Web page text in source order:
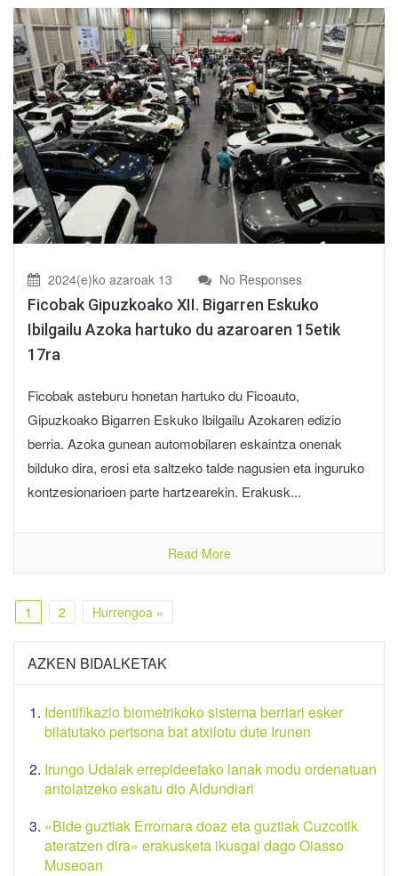
2024(e)ko azaroak 13 No Responses
Ficobak Gipuzkoako XII. Bigarren Eskuko
Ibilgailu Azoka hartuko du azaroaren 15etik
17ra
Ficobak asteburu honetan hartuko du Ficoauto,
Gipuzkoako Bigarren Eskuko Ibilgailu Azokaren edizio
berria. Azoka gunean automobilaren eskaintza onenak
bilduko dira, erosi eta saltzeko talde nagusien eta inguruko
kontzesionarioen parte hartzearekin. Erakusk...
Read More
1 2 Hurrengoa »
AZKEN BIDALKETAK
Identifikazio biometrikoko sistema berriari esker
bilatutako pertsona bat atxilotu dute Irunen
Irungo Udalak errepideetako lanak modu ordenatuan
antolatzeko eskatu dio Aldundiari
«Bide guztiak Erromara doaz eta guztiak Cuzcotik
ateratzen dira» erakusketa ikusgai dago Oiasso
Museoan